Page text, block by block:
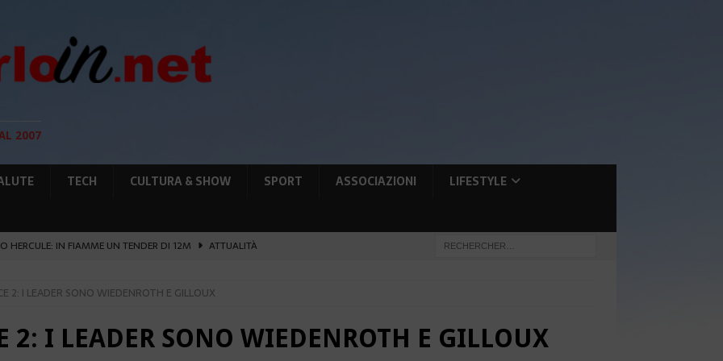
2007
TECH CULTURA & SHOW SPORT ASSOCIAZIONI
LIFESTYLE
HERCULE: IN FIAMME UN TENDER DI 12M
ATTUALITÀ
DI PLACE D’ARMES
ATTUALITÀ
RAFFORZANO LA COOPERAZIONE
ATTUALITÀ
2: I LEADER SONO WIEDENROTH E GILLOUX
2: I LEADER SONO WIEDENROTH E GILLOUX